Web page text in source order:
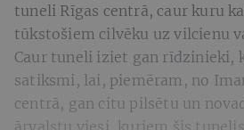
tuneli Rīgas centrā, caur kuru
tūkstošiem cilvēku uz vilcienu
Caur tuneli iziet gan rīdzinieki,
satiksmi, lai, piemēram, no
centrā, gan citu pilsētu un
ārvalstu viesi, kuriem šis